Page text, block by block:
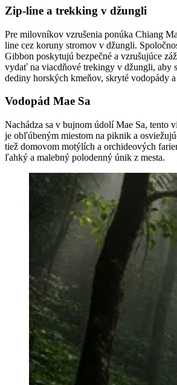
Zip-line a trekking v džungli
Pre milovníkov vzrušenia ponúka Chiang
line cez koruny stromov v džungli.
Gibbon poskytujú bezpečné a vzrušujúce
vydať na viacdňové trekingy v džungli, aby
dediny horských kmeňov, skryté vodopády
Vodopád Mae Sa
Nachádza sa v bujnom údolí Mae Sa, tento
je obľúbeným miestom na piknik a
tiež domovom motýlích a orchideových
ľahký a malebný polodenný únik z mesta.